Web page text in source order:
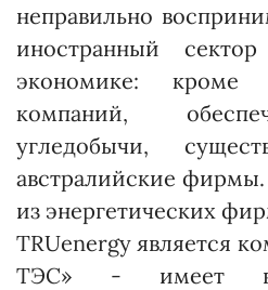
неправильно
иностранный
экономике: кроме
компаний,
угледобычи,
австралийские
из энергетических
TRUenergy является
ТЭС» - имеет в